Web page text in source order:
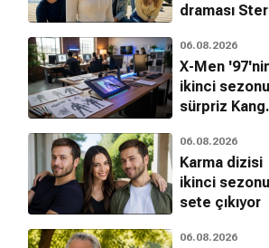
draması
her şey
06.08.2026
X-Men
ikinci
sürpriz Kang
06.08.2026
Karma dizisi
ikinci
sete çıkıyor
06.08.2026